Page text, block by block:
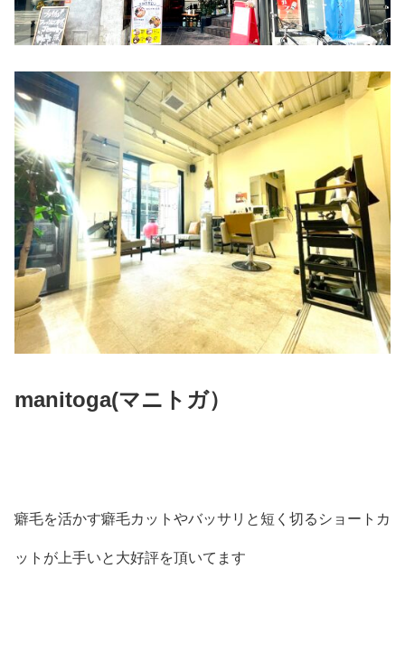
manitoga(マニトガ）
癖毛を活かす癖毛カットやバッサリと短く切るショートカ
ットが上手いと大好評を頂いてます